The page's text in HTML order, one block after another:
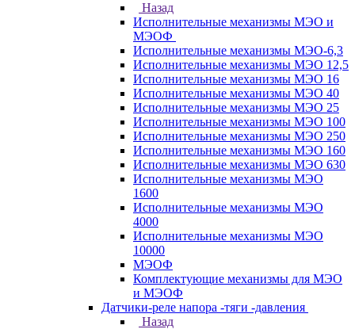
Назад
Исполнительные механизмы МЭО и
МЭОФ
Исполнительные механизмы МЭО-6,3
Исполнительные механизмы МЭО 12,5
Исполнительные механизмы МЭО 16
Исполнительные механизмы МЭО 40
Исполнительные механизмы МЭО 25
Исполнительные механизмы МЭО 100
Исполнительные механизмы МЭО 250
Исполнительные механизмы МЭО 160
Исполнительные механизмы МЭО 630
Исполнительные механизмы МЭО
1600
Исполнительные механизмы МЭО
4000
Исполнительные механизмы МЭО
10000
МЭОФ
Комплектующие механизмы для МЭО
и МЭОФ
Датчики-реле напора -тяги -давления
Назад